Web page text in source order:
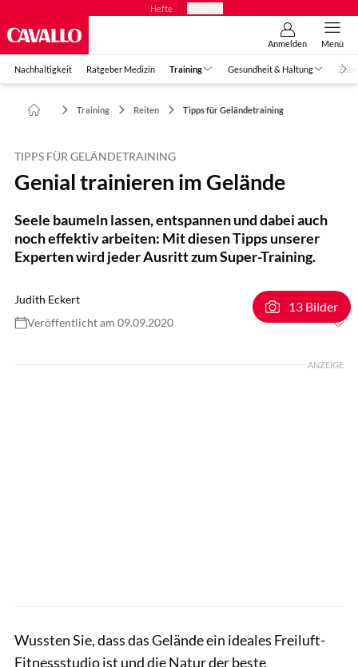
Hefte
Anmelden Menü
Nachhaltigkeit Ratgeber Medizin Training Gesundheit & Haltung
Training Reiten Tipps für Geländetraining
TIPPS FÜR GELÄNDETRAINING
Genial trainieren im Gelände
Seele baumeln lassen, entspannen und dabei auch
noch effektiv arbeiten: Mit diesen Tipps unserer
Experten wird jeder Ausritt zum Super-Training.
Judith Eckert
Veröffentlicht am 09.09.2020
13 Bilder
ANZEIGE
Wussten Sie, dass das Gelände ein ideales Freiluft-
Fitnessstudio ist und die Natur der beste